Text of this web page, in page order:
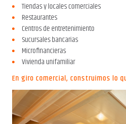
Tiendas y locales comerciales
Restaurantes
Centros de entretenimiento
Sucursales bancarias
Microfinancieras
Vivienda unifamiliar
En giro comercial, construimos lo